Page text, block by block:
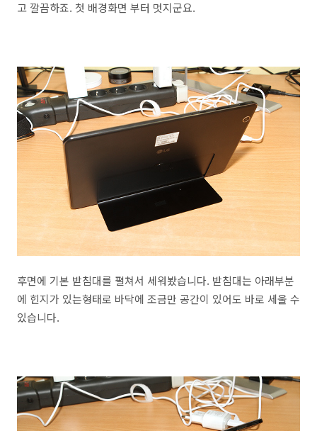
고 깔끔하죠. 첫 배경화면 부터 멋지군요.
후면에 기본 받침대를 펼쳐서 세워봤습니다. 받침대는 아래부분
에 힌지가 있는형태로 바닥에 조금만 공간이 있어도 바로 세울 수
있습니다.